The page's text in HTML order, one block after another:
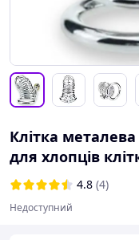
Клітка металева
для хлопців
4.8 (4)
Недоступний